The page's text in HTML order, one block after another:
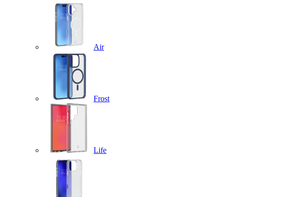
Air
Frost
Life